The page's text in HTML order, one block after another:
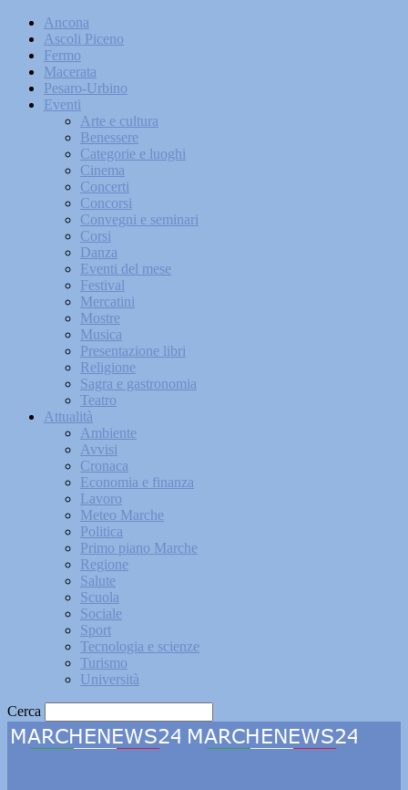
Ancona
Ascoli Piceno
Fermo
Macerata
Pesaro-Urbino
Eventi
Arte e cultura
Benessere
Categorie e luoghi
Cinema
Concerti
Concorsi
Convegni e seminari
Corsi
Danza
Eventi del mese
Festival
Mercatini
Mostre
Musica
Presentazione libri
Religione
Sagra e gastronomia
Teatro
Attualità
Ambiente
Avvisi
Cronaca
Economia e finanza
Lavoro
Meteo Marche
Politica
Primo piano Marche
Regione
Salute
Scuola
Sociale
Sport
Tecnologia e scienze
Turismo
Università
Cerca